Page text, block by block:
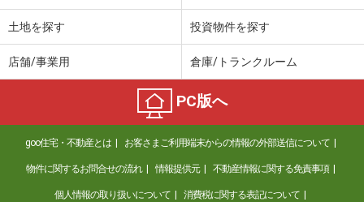
香川県高松市扇町１丁目
4万円
住 所
香川県高松市扇町１丁目
専有面積 32.59m²
間取り
1DK
香川県高松市上天神町
土地を探す 投資物件を探す
店舗/事業用 倉庫/トランクルーム
PC版へ
goo住宅・不動産とは お客さまご利用端末からの情報の外部送信について
物件に関するお問合せの流れ 情報提供元 不動産情報に関する免責事項
個人情報の取り扱いについて 消費税に関する表記について